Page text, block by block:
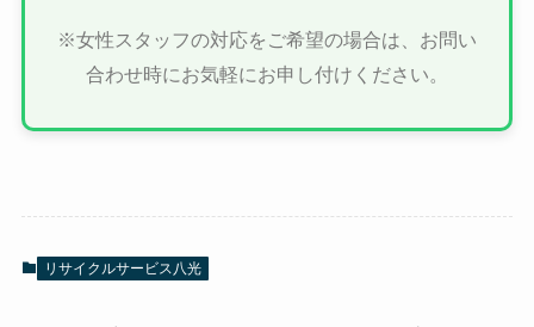
※女性スタッフの対応をご希望の場合は、お問い
合わせ時にお気軽にお申し付けください。
リサイクルサービス八光